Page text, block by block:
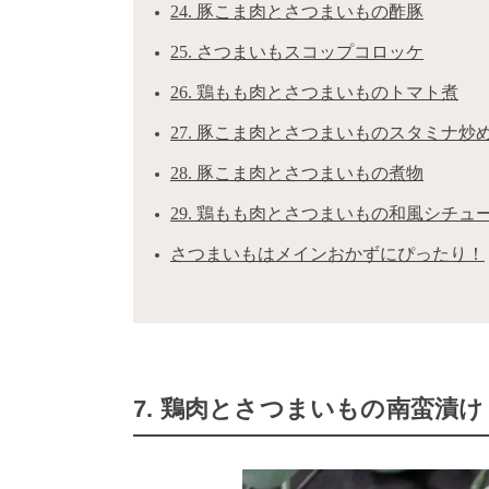
24. 豚こま肉とさつまいもの酢豚
25. さつまいもスコップコロッケ
26. 鶏もも肉とさつまいものトマト煮
27. 豚こま肉とさつまいものスタミナ炒
28. 豚こま肉とさつまいもの煮物
29. 鶏もも肉とさつまいもの和風シチュ
さつまいもはメインおかずにぴったり！
7. 鶏肉とさつまいもの南蛮漬け